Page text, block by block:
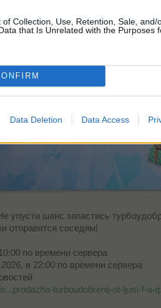
Collection, Use, Retention, Sale, and/
that Is Unrelated with the Purposes
Data Deletion Data Access
упусти шанс запастись
отправятся соседям!
по времени сервера
в 22:00 по времени сервера
turboudobrenij-ot-ljusi-f-a-